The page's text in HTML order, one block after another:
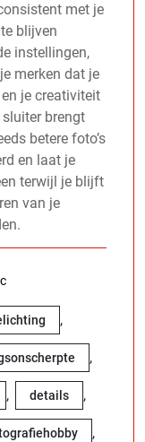
met je
blijven
instellingen,
merken dat je
je creativiteit
brengt
betere foto’s
en laat je
terwijl je blijft
van je
,
,
, details ,
,